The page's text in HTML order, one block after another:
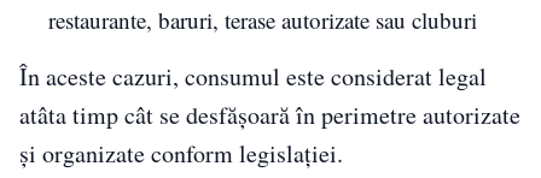
restaurante, baruri, terase autorizate sau cluburi
În aceste cazuri, consumul este considerat legal
atâta timp cât se desfășoară în perimetre autorizate
și organizate conform legislației.